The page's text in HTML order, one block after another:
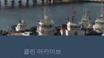
클린 아카이브